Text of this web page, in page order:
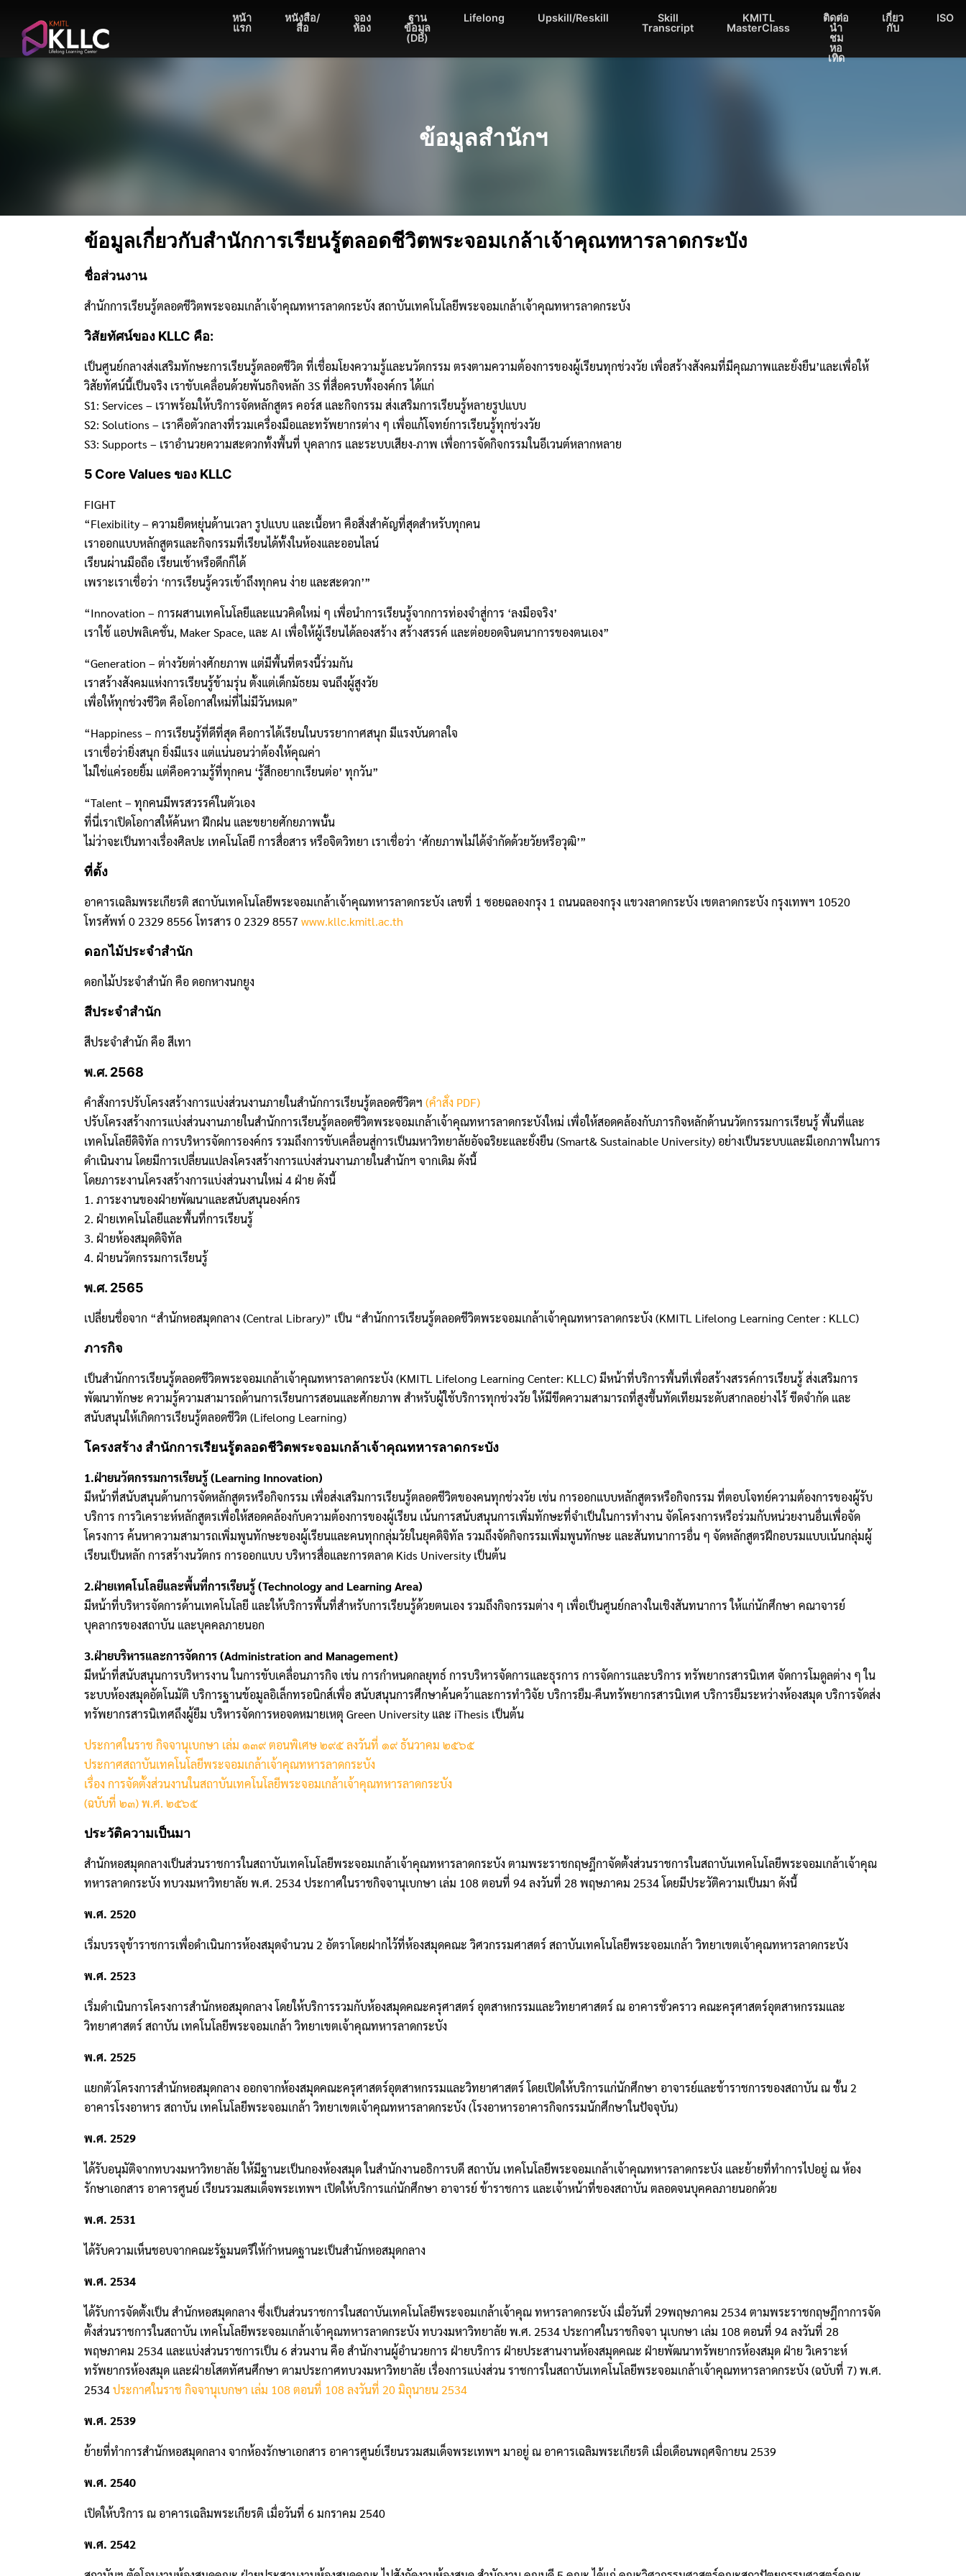
content
หน้า
แรก
หนังสือ/
สื่อ
จอง
ห้อง
ฐาน
ข้อมูล
(DB)
Lifelong Upskill/Reskill
Skill
Transcript
KMITL
MasterClass
ติดต่อ
นำ
ชม
หอ
เทิด
เกี่ยว
กับ
ISO
ข้อมูลสำนักฯ
ข้อมูลเกี่ยวกับสำนักการเรียนรู้ตลอดชีวิตพระจอมเกล้าเจ้าคุณทหารลาดกระบัง
ชื่อส่วนงาน
สำนักการเรียนรู้ตลอดชีวิตพระจอมเกล้าเจ้าคุณทหารลาดกระบัง สถาบันเทคโนโลยีพระจอมเกล้าเจ้าคุณทหารลาดกระบัง
วิสัยทัศน์ของ KLLC คือ:
เป็นศูนย์กลางส่งเสริมทักษะการเรียนรู้ตลอดชีวิต ที่เชื่อมโยงความรู้และนวัตกรรม ตรงตามความต้องการของผู้เรียนทุกช่วงวัย เพื่อสร้างสังคมที่มีคุณภาพและยั่งยืน’และเพื่อให้
วิสัยทัศน์นี้เป็นจริง เราขับเคลื่อนด้วยพันธกิจหลัก 3S ที่สื่อครบทั้งองค์กร ได้แก่
S1: Services – เราพร้อมให้บริการจัดหลักสูตร คอร์ส และกิจกรรม ส่งเสริมการเรียนรู้หลายรูปแบบ
S2: Solutions – เราคือตัวกลางที่รวมเครื่องมือและทรัพยากรต่าง ๆ เพื่อแก้โจทย์การเรียนรู้ทุกช่วงวัย
S3: Supports – เราอำนวยความสะดวกทั้งพื้นที่ บุคลากร และระบบเสียง-ภาพ เพื่อการจัดกิจกรรมในอีเวนต์หลากหลาย
5 Core Values ของ KLLC
FIGHT
“Flexibility – ความยืดหยุ่นด้านเวลา รูปแบบ และเนื้อหา คือสิ่งสำคัญที่สุดสำหรับทุกคน
เราออกแบบหลักสูตรและกิจกรรมที่เรียนได้ทั้งในห้องและออนไลน์
เรียนผ่านมือถือ เรียนเช้าหรือดึกก็ได้
เพราะเราเชื่อว่า ‘การเรียนรู้ควรเข้าถึงทุกคน ง่าย และสะดวก’”
“Innovation – การผสานเทคโนโลยีและแนวคิดใหม่ ๆ เพื่อนำการเรียนรู้จากการท่องจำสู่การ ‘ลงมือจริง’
เราใช้ แอปพลิเคชั่น, Maker Space, และ AI เพื่อให้ผู้เรียนได้ลองสร้าง สร้างสรรค์ และต่อยอดจินตนาการของตนเอง”
“Generation – ต่างวัยต่างศักยภาพ แต่มีพื้นที่ตรงนี้ร่วมกัน
เราสร้างสังคมแห่งการเรียนรู้ข้ามรุ่น ตั้งแต่เด็กมัธยม จนถึงผู้สูงวัย
เพื่อให้ทุกช่วงชีวิต คือโอกาสใหม่ที่ไม่มีวันหมด”
“Happiness – การเรียนรู้ที่ดีที่สุด คือการได้เรียนในบรรยากาศสนุก มีแรงบันดาลใจ
เราเชื่อว่ายิ่งสนุก ยิ่งมีแรง แต่แน่นอนว่าต้องให้คุณค่า
ไม่ใช่แค่รอยยิ้ม แต่คือความรู้ที่ทุกคน ‘รู้สึกอยากเรียนต่อ’ ทุกวัน”
“Talent – ทุกคนมีพรสวรรค์ในตัวเอง
ที่นี่เราเปิดโอกาสให้ค้นหา ฝึกฝน และขยายศักยภาพนั้น
ไม่ว่าจะเป็นทางเรื่องศิลปะ เทคโนโลยี การสื่อสาร หรือจิตวิทยา เราเชื่อว่า ‘ศักยภาพไม่ได้จำกัดด้วยวัยหรือวุฒิ’”
ที่ตั้ง
อาคารเฉลิมพระเกียรติ สถาบันเทคโนโลยีพระจอมเกล้าเจ้าคุณทหารลาดกระบัง เลขที่ 1 ซอยฉลองกรุง 1 ถนนฉลองกรุง แขวงลาดกระบัง เขตลาดกระบัง กรุงเทพฯ 10520
โทรศัพท์ 0 2329 8556 โทรสาร 0 2329 8557 www.kllc.kmitl.ac.th
ดอกไม้ประจำสำนัก
ดอกไม้ประจำสำนัก คือ ดอกหางนกยูง
สีประจำสำนัก
สีประจำสำนัก คือ สีเทา
พ.ศ. 2568
คำสั่งการปรับโครงสร้างการแบ่งส่วนงานภายในสำนักการเรียนรู้ตลอดชีวิตฯ (คำสั่ง PDF)
ปรับโครงสร้างการแบ่งส่วนงานภายในสำนักการเรียนรู้ตลอดชีวิตพระจอมเกล้าเจ้าคุณทหารลาดกระบังใหม่ เพื่อให้สอดคล้องกับภารกิจหลักด้านนวัตกรรมการเรียนรู้ พื้นที่และ
เทคโนโลยีดิจิทัล การบริหารจัดการองค์กร รวมถึงการขับเคลื่อนสู่การเป็นมหาวิทยาลัยอัจฉริยะและยั่งยืน (Smart& Sustainable University) อย่างเป็นระบบและมีเอกภาพในการ
ดำเนินงาน โดยมีการเปลี่ยนแปลงโครงสร้างการแบ่งส่วนงานภายในสำนักฯ จากเดิม ดังนี้
โดยภาระงานโครงสร้างการแบ่งส่วนงานใหม่ 4 ฝ่าย ดังนี้
1. ภาระงานของฝ่ายพัฒนาและสนับสนุนองค์กร
2. ฝ่ายเทคโนโลยีและพื้นที่การเรียนรู้
3. ฝ่ายห้องสมุดดิจิทัล
4. ฝ่ายนวัตกรรมการเรียนรู้
พ.ศ. 2565
เปลี่ยนชื่อจาก “สำนักหอสมุดกลาง (Central Library)” เป็น “สำนักการเรียนรู้ตลอดชีวิตพระจอมเกล้าเจ้าคุณทหารลาดกระบัง (KMITL Lifelong Learning Center : KLLC)
ภารกิจ
เป็นสำนักการเรียนรู้ตลอดชีวิตพระจอมเกล้าเจ้าคุณทหารลาดกระบัง (KMITL Lifelong Learning Center: KLLC) มีหน้าที่บริการพื้นที่เพื่อสร้างสรรค์การเรียนรู้ ส่งเสริมการ
พัฒนาทักษะ ความรู้ความสามารถด้านการเรียนการสอนและศักยภาพ สำหรับผู้ใช้บริการทุกช่วงวัย ให้มีขีดความสามารถที่สูงขึ้นทัดเทียมระดับสากลอย่างไร้ ขีดจำกัด และ
สนับสนุนให้เกิดการเรียนรู้ตลอดชีวิต (Lifelong Learning)
โครงสร้าง สํานักการเรียนรู้ตลอดชีวิตพระจอมเกล้าเจ้าคุณทหารลาดกระบัง
1.ฝ่ายนวัตกรรมการเรียนรู้ (Learning Innovation)
มีหน้าที่สนับสนุนด้านการจัดหลักสูตรหรือกิจกรรม เพื่อส่งเสริมการเรียนรู้ตลอดชีวิตของคนทุกช่วงวัย เช่น การออกแบบหลักสูตรหรือกิจกรรม ที่ตอบโจทย์ความต้องการของผู้รับ
บริการ การวิเคราะห์หลักสูตรเพื่อให้สอดคล้องกับความต้องการของผู้เรียน เน้นการสนับสนุนการเพิ่มทักษะที่จําเป็นในการทํางาน จัดโครงการหรือร่วมกับหน่วยงานอื่นเพื่อจัด
โครงการ ค้นหาความสามารถเพิ่มพูนทักษะของผู้เรียนและคนทุกกลุ่มวัยในยุคดิจิทัล รวมถึงจัดกิจกรรมเพิ่มพูนทักษะ และสันทนาการอื่น ๆ จัดหลักสูตรฝึกอบรมแบบเน้นกลุ่มผู้
เรียนเป็นหลัก การสร้างนวัตกร การออกแบบ บริหารสื่อและการตลาด Kids University เป็นต้น
2.ฝ่ายเทคโนโลยีและพื้นที่การเรียนรู้ (Technology and Learning Area)
มีหน้าที่บริหารจัดการด้านเทคโนโลยี และให้บริการพื้นที่สําหรับการเรียนรู้ด้วยตนเอง รวมถึงกิจกรรมต่าง ๆ เพื่อเป็นศูนย์กลางในเชิงสันทนาการ ให้แก่นักศึกษา คณาจารย์
บุคลากรของสถาบัน และบุคคลภายนอก
3.ฝ่ายบริหารและการจัดการ (Administration and Management)
มีหน้าที่สนับสนุนการบริหารงาน ในการขับเคลื่อนภารกิจ เช่น การกําหนดกลยุทธ์ การบริหารจัดการและธุรการ การจัดการและบริการ ทรัพยากรสารนิเทศ จัดการโมดูลต่าง ๆ ใน
ระบบห้องสมุดอัตโนมัติ บริการฐานข้อมูลอิเล็กทรอนิกส์เพื่อ สนับสนุนการศึกษาค้นคว้าและการทําวิจัย บริการยืม-คืนทรัพยากรสารนิเทศ บริการยืมระหว่างห้องสมุด บริการจัดส่ง
ทรัพยากรสารนิเทศถึงผู้ยืม บริหารจัดการหอจดหมายเหตุ Green University และ iThesis เป็นต้น
ประกาศในราช กิจจานุเบกษา เล่ม ๑๓๙ ตอนพิเศษ ๒๙๕ ลงวันที่ ๑๙ ธันวาคม ๒๕๖๕
ประกาศสถาบันเทคโนโลยีพระจอมเกล้าเจ้าคุณทหารลาดกระบัง
เรื่อง การจัดตั้งส่วนงานในสถาบันเทคโนโลยีพระจอมเกล้าเจ้าคุณทหารลาดกระบัง
(ฉบับที่ ๒๓) พ.ศ. ๒๕๖๕
ประวัติความเป็นมา
สํานักหอสมุดกลางเป็นส่วนราชการในสถาบันเทคโนโลยีพระจอมเกล้าเจ้าคุณทหารลาดกระบัง ตามพระราชกฤษฎีกาจัดตั้งส่วนราชการในสถาบันเทคโนโลยีพระจอมเกล้าเจ้าคุณ
ทหารลาดกระบัง ทบวงมหาวิทยาลัย พ.ศ. 2534 ประกาศในราชกิจจานุเบกษา เล่ม 108 ตอนที่ 94 ลงวันที่ 28 พฤษภาคม 2534 โดยมีประวัติความเป็นมา ดังนี้
พ.ศ. 2520
เริ่มบรรจุข้าราชการเพื่อดําเนินการห้องสมุดจํานวน 2 อัตราโดยฝากไว้ที่ห้องสมุดคณะ วิศวกรรมศาสตร์ สถาบันเทคโนโลยีพระจอมเกล้า วิทยาเขตเจ้าคุณทหารลาดกระบัง
พ.ศ. 2523
เริ่มดําเนินการโครงการสํานักหอสมุดกลาง โดยให้บริการรวมกับห้องสมุดคณะครุศาสตร์ อุตสาหกรรมและวิทยาศาสตร์ ณ อาคารชั่วคราว คณะครุศาสตร์อุตสาหกรรมและ
วิทยาศาสตร์ สถาบัน เทคโนโลยีพระจอมเกล้า วิทยาเขตเจ้าคุณทหารลาดกระบัง
พ.ศ. 2525
แยกตัวโครงการสํานักหอสมุดกลาง ออกจากห้องสมุดคณะครุศาสตร์อุตสาหกรรมและวิทยาศาสตร์ โดยเปิดให้บริการแก่นักศึกษา อาจารย์และข้าราชการของสถาบัน ณ ชั้น 2
อาคารโรงอาหาร สถาบัน เทคโนโลยีพระจอมเกล้า วิทยาเขตเจ้าคุณทหารลาดกระบัง (โรงอาหารอาคารกิจกรรมนักศึกษาในปัจจุบัน)
พ.ศ. 2529
ได้รับอนุมัติจากทบวงมหาวิทยาลัย ให้มีฐานะเป็นกองห้องสมุด ในสํานักงานอธิการบดี สถาบัน เทคโนโลยีพระจอมเกล้าเจ้าคุณทหารลาดกระบัง และย้ายที่ทําการไปอยู่ ณ ห้อง
รักษาเอกสาร อาคารศูนย์ เรียนรวมสมเด็จพระเทพฯ เปิดให้บริการแก่นักศึกษา อาจารย์ ข้าราชการ และเจ้าหน้าที่ของสถาบัน ตลอดจนบุคคลภายนอกด้วย
พ.ศ. 2531
ได้รับความเห็นชอบจากคณะรัฐมนตรีให้กำหนดฐานะเป็นสํานักหอสมุดกลาง
พ.ศ. 2534
ได้รับการจัดตั้งเป็น สํานักหอสมุดกลาง ซึ่งเป็นส่วนราชการในสถาบันเทคโนโลยีพระจอมเกล้าเจ้าคุณ ทหารลาดกระบัง เมื่อวันที่ 29พฤษภาคม 2534 ตามพระราชกฤษฎีกาการจัด
ตั้งส่วนราชการในสถาบัน เทคโนโลยีพระจอมเกล้าเจ้าคุณทหารลาดกระบัง ทบวงมหาวิทยาลัย พ.ศ. 2534 ประกาศในราชกิจจา นุเบกษา เล่ม 108 ตอนที่ 94 ลงวันที่ 28
พฤษภาคม 2534 และแบ่งส่วนราชการเป็น 6 ส่วนงาน คือ สํานักงานผู้อํานวยการ ฝ่ายบริการ ฝ่ายประสานงานห้องสมุดคณะ ฝ่ายพัฒนาทรัพยากรห้องสมุด ฝ่าย วิเคราะห์
ทรัพยากรห้องสมุด และฝ่ายโสตทัศนศึกษา ตามประกาศทบวงมหาวิทยาลัย เรื่องการแบ่งส่วน ราชการในสถาบันเทคโนโลยีพระจอมเกล้าเจ้าคุณทหารลาดกระบัง (ฉบับที่ 7) พ.ศ.
2534ประกาศในราช กิจจานุเบกษา เล่ม 108 ตอนที่ 108 ลงวันที่ 20 มิถุนายน 2534
พ.ศ. 2539
ย้ายที่ทําการสํานักหอสมุดกลาง จากห้องรักษาเอกสาร อาคารศูนย์เรียนรวมสมเด็จพระเทพฯ มาอยู่ ณ อาคารเฉลิมพระเกียรติ เมื่อเดือนพฤศจิกายน 2539
พ.ศ. 2540
เปิดให้บริการ ณ อาคารเฉลิมพระเกียรติ เมื่อวันที่ 6 มกราคม 2540
พ.ศ. 2542